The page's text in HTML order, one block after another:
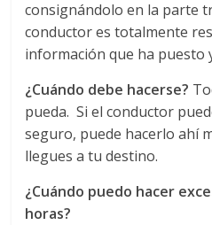
M
a
q
u
consignándolo en la parte
conductor es totalmente
información que ha puesto
¿Cuándo debe hacerse?
pueda. Si el conductor
seguro, puede hacerlo ahí
llegues a tu destino.
¿Cuándo puedo hacer
horas?